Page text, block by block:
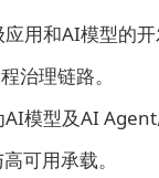
用和AI模型的
治理链路。
模型及AI
可用承载。